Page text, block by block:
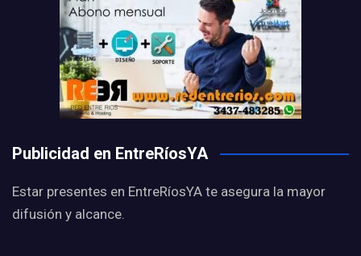
Publicidad en EntreRíosYA
Estar presentes en EntreRíosYA te asegura la mayor
difusión y alcance.